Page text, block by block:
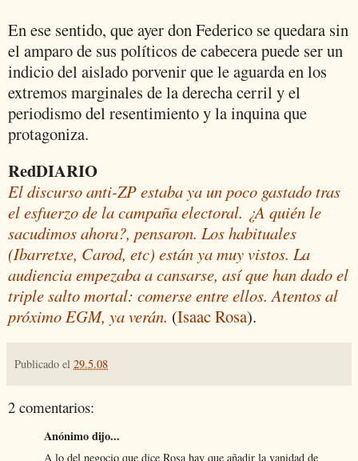
En ese sentido, que ayer don Federico se quedara sin
el amparo de sus políticos de cabecera puede ser un
indicio del aislado porvenir que le aguarda en los
extremos marginales de la derecha cerril y el
periodismo del resentimiento y la inquina que
protagoniza.
RedDIARIO
El discurso anti-ZP estaba ya un poco gastado tras
el esfuerzo de la campaña electoral. ¿A quién le
sacudimos ahora?, pensaron. Los habituales
(Ibarretxe, Carod, etc) están ya muy vistos. La
audiencia empezaba a cansarse, así que han dado el
triple salto mortal: comerse entre ellos. Atentos al
próximo EGM, ya verán. (Isaac Rosa).
Publicado el 29.5.08
2 comentarios:
Anónimo dijo...
A lo del negocio que dice Rosa hay que añadir la vanidad de